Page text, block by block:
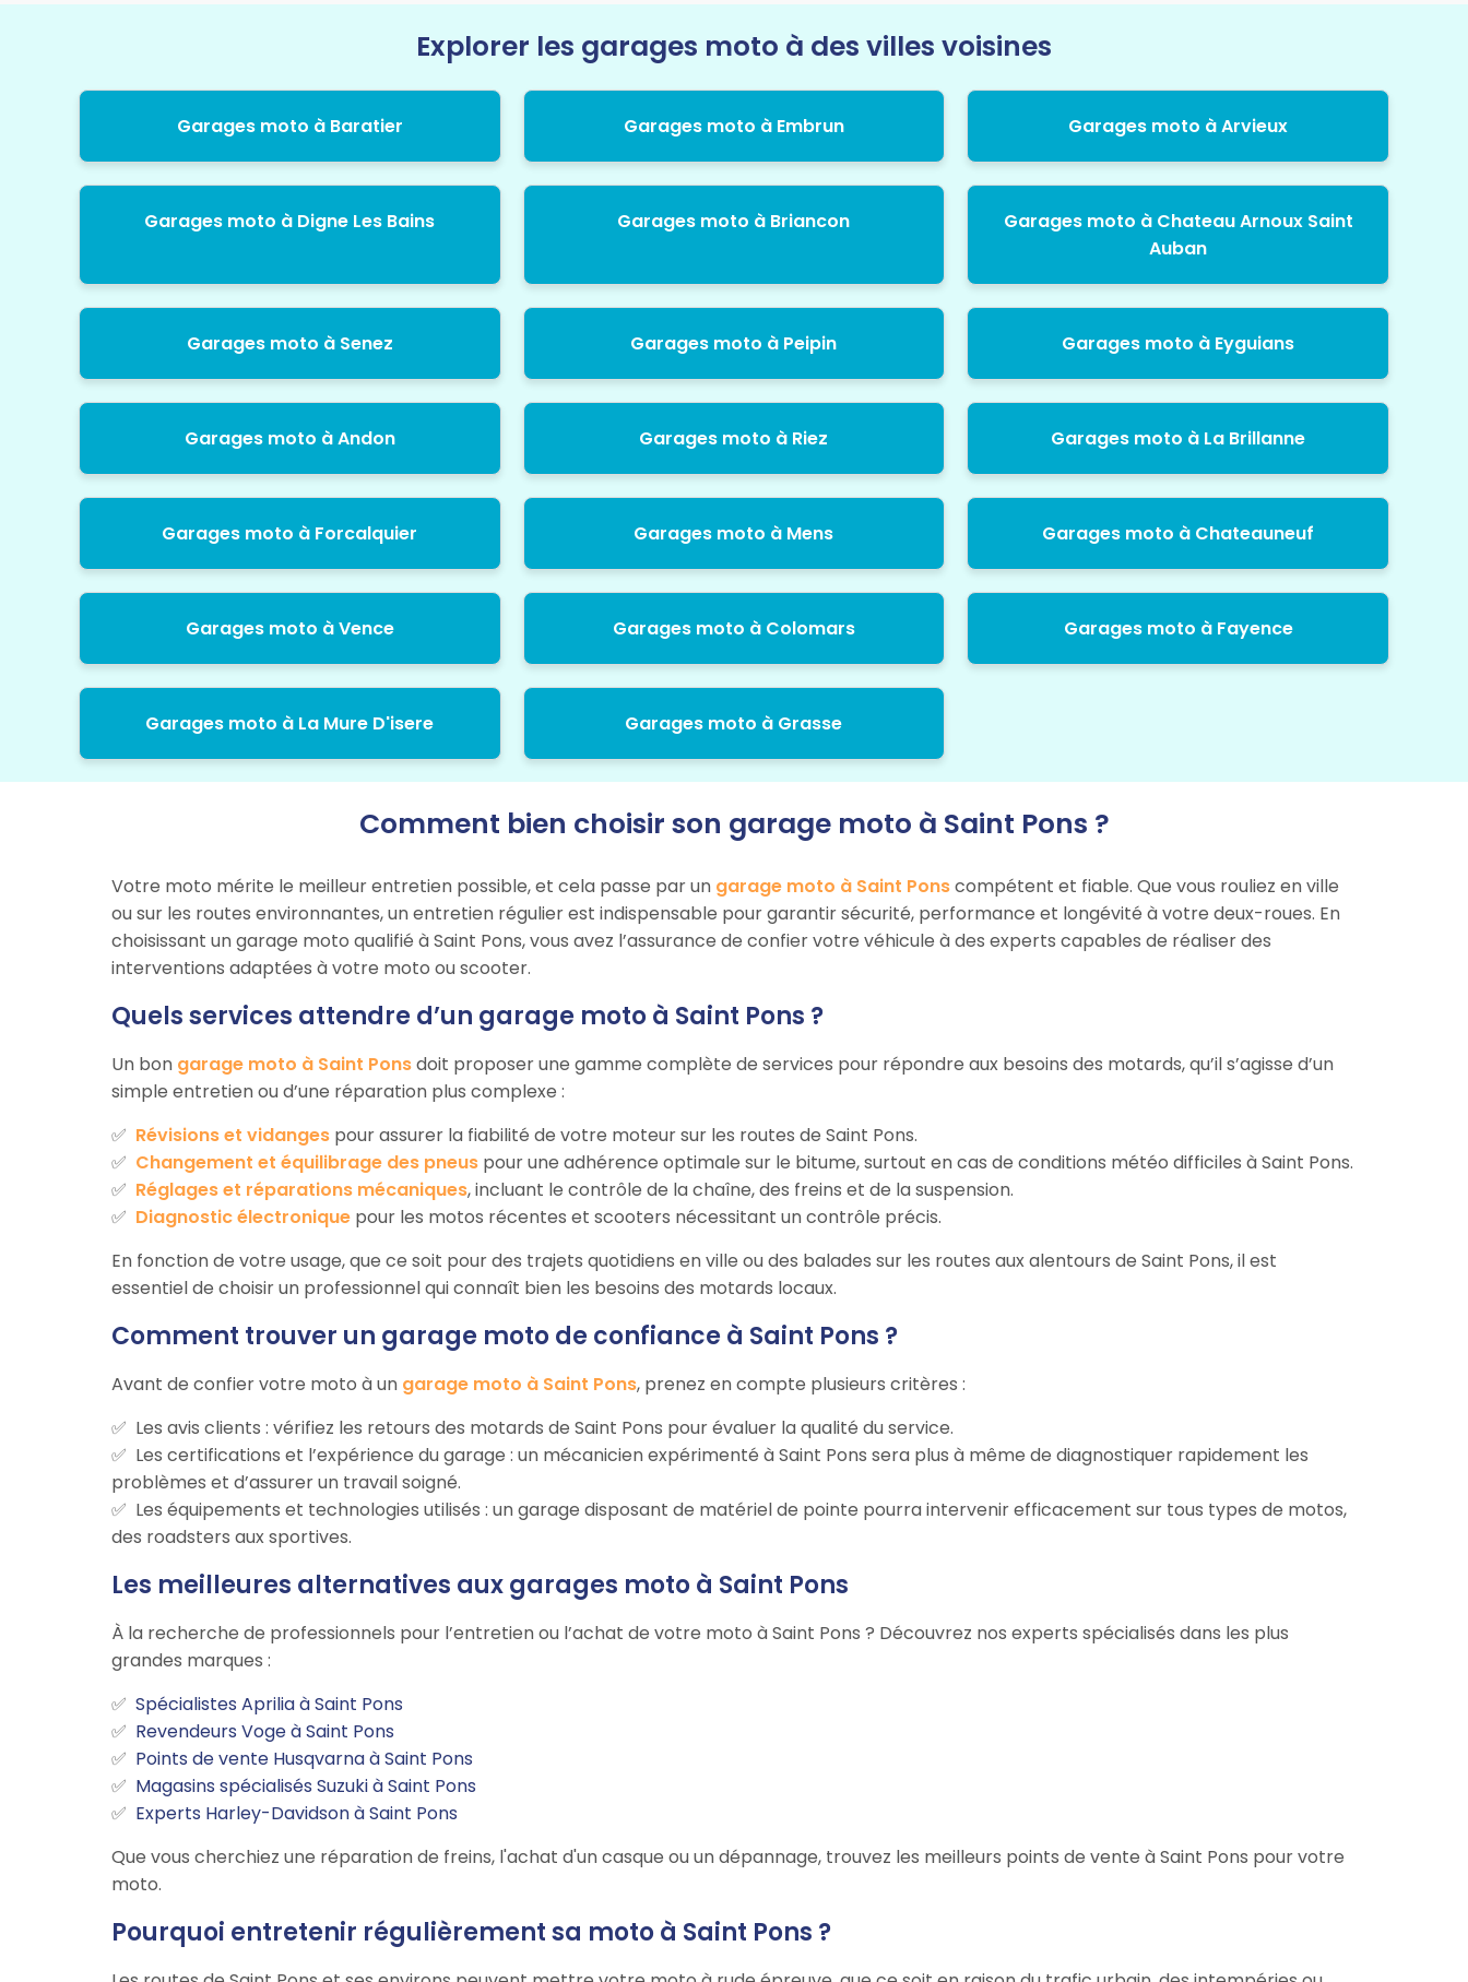
Explorer les garages moto à des villes voisines
Garages moto à Baratier Garages moto à Embrun Garages moto à Arvieux
Garages moto à Digne Les Bains Garages moto à Briancon
Garages moto à Chateau Arnoux Saint
Auban
Garages moto à Senez Garages moto à Peipin Garages moto à Eyguians
Garages moto à Andon Garages moto à Riez Garages moto à La Brillanne
Garages moto à Forcalquier Garages moto à Mens Garages moto à Chateauneuf
Garages moto à Vence Garages moto à Colomars Garages moto à Fayence
Garages moto à La Mure D'isere Garages moto à Grasse
Comment bien choisir son garage moto à Saint Pons ?
Votre moto mérite le meilleur entretien possible, et cela passe par un garage moto à Saint Ponscompétent et fiable. Que vous rouliez en ville
ou sur les routes environnantes, un entretien régulier est indispensable pour garantir sécurité, performance et longévité à votre deux-roues. En
choisissant un garage moto qualifié à Saint Pons, vous avez l’assurance de confier votre véhicule à des experts capables de réaliser des
interventions adaptées à votre moto ou scooter.
Quels services attendre d’un garage moto à Saint Pons ?
Un bon garage moto à Saint Ponsdoit proposer une gamme complète de services pour répondre aux besoins des motards, qu’il s’agisse d’un
simple entretien ou d’une réparation plus complexe :
Révisions et vidanges pour assurer la fiabilité de votre moteur sur les routes de Saint Pons.
Changement et équilibrage des pneus pour une adhérence optimale sur le bitume, surtout en cas de conditions météo difficiles à Saint Pons.
Réglages et réparations mécaniques, incluant le contrôle de la chaîne, des freins et de la suspension.
Diagnostic électronique pour les motos récentes et scooters nécessitant un contrôle précis.
En fonction de votre usage, que ce soit pour des trajets quotidiens en ville ou des balades sur les routes aux alentours de Saint Pons, il est
essentiel de choisir un professionnel qui connaît bien les besoins des motards locaux.
Comment trouver un garage moto de confiance à Saint Pons ?
Avant de confier votre moto à un garage moto à Saint Pons, prenez en compte plusieurs critères :
Les avis clients : vérifiez les retours des motards de Saint Pons pour évaluer la qualité du service.
Les certifications et l’expérience du garage : un mécanicien expérimenté à Saint Pons sera plus à même de diagnostiquer rapidement les
problèmes et d’assurer un travail soigné.
Les équipements et technologies utilisés : un garage disposant de matériel de pointe pourra intervenir efficacement sur tous types de motos,
des roadsters aux sportives.
Les meilleures alternatives aux garages moto à Saint Pons
À la recherche de professionnels pour l’entretien ou l’achat de votre moto à Saint Pons ? Découvrez nos experts spécialisés dans les plus
grandes marques :
Spécialistes Aprilia à Saint Pons
Revendeurs Voge à Saint Pons
Points de vente Husqvarna à Saint Pons
Magasins spécialisés Suzuki à Saint Pons
Experts Harley-Davidson à Saint Pons
Que vous cherchiez une réparation de freins, l'achat d'un casque ou un dépannage, trouvez les meilleurs points de vente à Saint Pons pour votre
moto.
Pourquoi entretenir régulièrement sa moto à Saint Pons ?